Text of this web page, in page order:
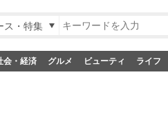
ス・特集
会・経済 グルメ ビューティ ライフ